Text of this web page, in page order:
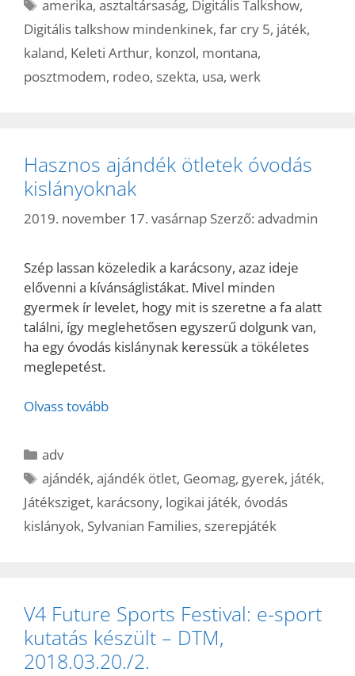
amerika,asztaltársaság, Digitális Talkshow,
Digitális talkshow mindenkinek, far cry 5, játék,
kaland, Keleti Arthur, konzol, montana,
posztmodem, rodeo, szekta, usa, werk
Hasznos ajándék ötletek óvodás
kislányoknak
2019. november 17. vasárnap Szerző: advadmin
Szép lassan közeledik a karácsony, azaz ideje
elővenni a kívánságlistákat. Mivel minden
gyermek ír levelet, hogy mit is szeretne a fa alatt
találni, így meglehetősen egyszerű dolgunk van,
ha egy óvodás kislánynak keressük a tökéletes
meglepetést.
Olvass tovább
Kategória
adv
Címkék
ajándék,ajándék ötlet, Geomag, gyerek, játék,
Játéksziget, karácsony, logikai játék, óvodás
kislányok, Sylvanian Families, szerepjáték
V4 Future Sports Festival: e-sport
kutatás készült – DTM,
2018.03.20./2.